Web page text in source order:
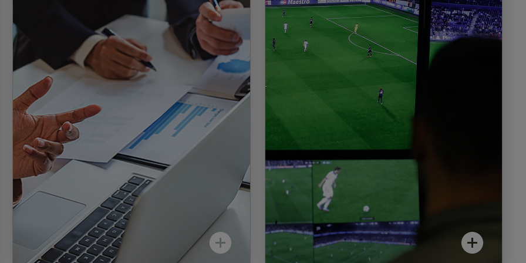
Grâce à la sélection de prestataires de
premier ordre et à la collaboration avec des
partenaires fiables, tant locaux que
mondiaux, nous garantissons à la fois un
matériel optimal et une mise en œuvre
économique.
Nous mettons en œuvre une infrastructure
évolutive sur le site de l’événement, afin de
répondre à tous les besoins de connectivité.
Grâce à nos partenariats avec des
fournisseurs leaders en matière de
connectivité, nous garantissons une mise en
œuvre en temps voulu. Nous mettons à
disposition des équipements haut de gamme
pour la durée requise.
Nous définissons la matrice des risques,
déterminons les niveaux de sécurité et
surveillons chaque objet du réseau. Notre
reporting sur mesure vous renseigne sur les
prestations souhaitées.
En cas de problème, nous réagissons
conformément au Support Level convenu,
concernés. La gestion des pièces de rechange
est incluse et nous garantissons une
intervention rapide.